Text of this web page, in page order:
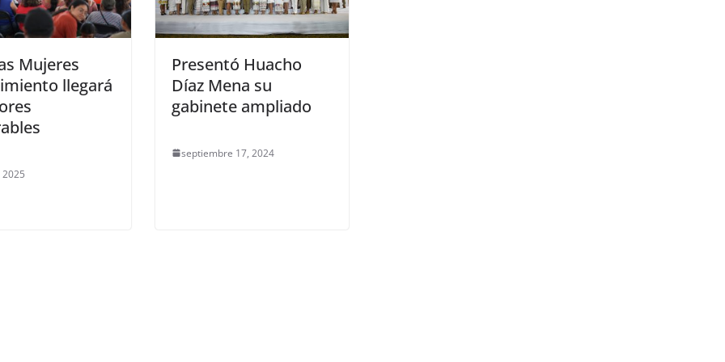
Mujeres
llegará
Presentó Huacho
Díaz Mena su
gabinete ampliado
septiembre 17, 2024